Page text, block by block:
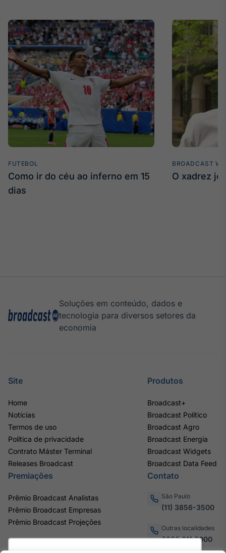
FUTEBOL
Como ir do céu ao inferno em 15
dias
BROADCAST
O xadrez
Soluções em conteúdo, dados e
tecnologia para diversos setores da
economia
Site
Home
Notícias
Termos de uso
Política de privacidade
Contrato Máster Terminal
Releases Broadcast
Produtos
Broadcast+
Broadcast Político
Broadcast Agro
Broadcast Energia
Broadcast Widgets
Broadcast Data Feed
Premiações
Prêmio Broadcast Analistas
Prêmio Broadcast Empresas
Prêmio Broadcast Projeções
Contato
São Paulo
(11) 3856-3500
Outras localidades
0800.011.3000